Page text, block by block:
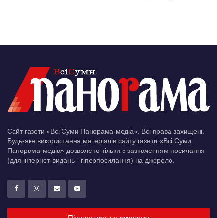
Сайт газети «Всі Суми Панорама-медіа». Всі права захищені.
Будь-яке використання матеріалів сайту газети «Всі Суми
Панорама-медіа» дозволено тільки c зазначенням посилання
(для інтернет-видань - гіперпосилання) на джерело.